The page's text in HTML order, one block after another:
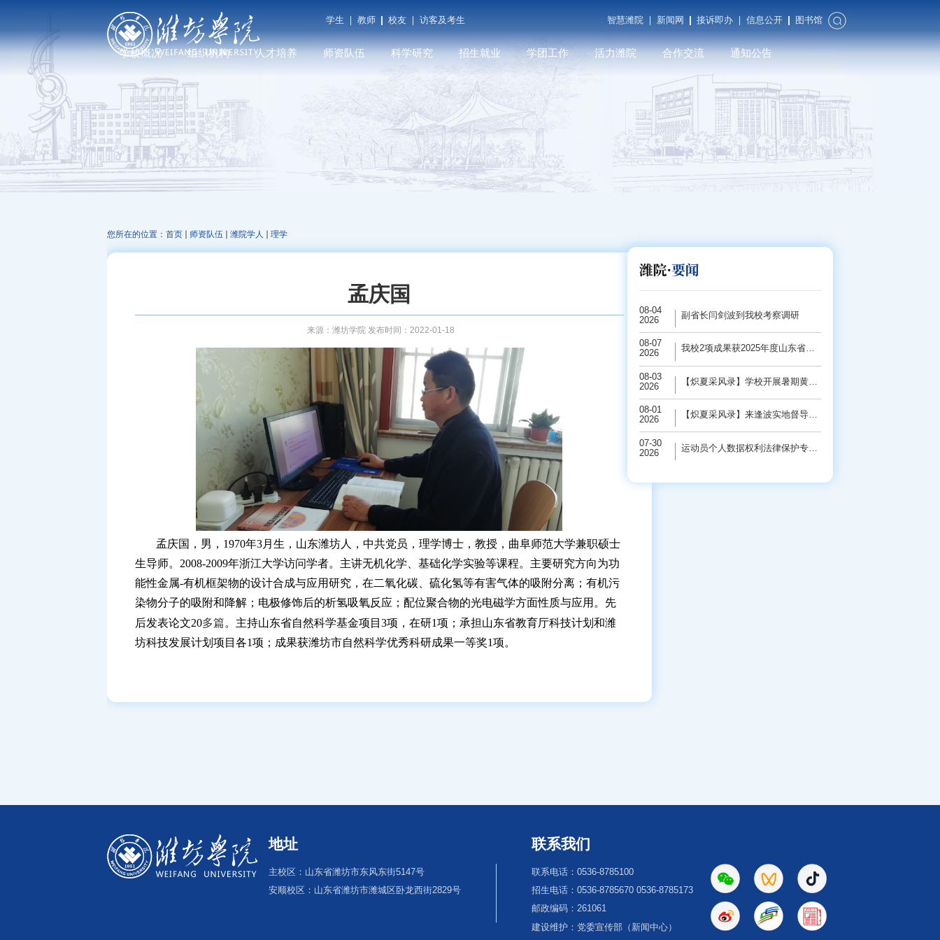
学生 教师 校友 访客及考生 智慧潍院 新闻网 接诉即办 信息公开 图书馆
学校概况
学校简介
现任领导
历任领导
发展足迹
组织机构
党政管理机构
教学机构
科研机构
教辅机构
人才培养
继续教育、职业教育
师资队伍
人才招聘
科学研究
学术期刊
科研成果
科技服务
招生就业
本科招生
就业信息
研究生招生
学团工作
共青团（创新创业学
院...
活力潍院 合作交流
合作发展
对外交流
潍院校友
通知公告
您所在的位置： 首页 师资队伍 潍院学人 理学
孟庆国
来源：潍坊学院 发布时间：2022-01-18
孟庆国，男 ， 1970年3月生， 山东潍坊人， 中共党员，理学博士，教授 ，曲阜师范大学兼职硕士
生导师。 2008-2009年浙江大学访问学者。主讲无机化学、基础化学实验等课程。主要研究方向为功
能性金属-有机框架物的设计合成与应用研究，在二氧化碳、硫化氢等有害气体的吸附分离；有机污
染物分子的吸附和降解；电极修饰后的析氢吸氧反应；配位聚合物的光电磁学方面性质与应用。 先
后发表论文20多篇
主持山东省自然科学基金项目3项，在研1项；承担山东省教育厅科技计划和潍
坊科技发展计划项目各1项；成果获潍坊市自然科学优秀科研成果一等奖1项。
08-04
2026
副省长闫剑波到我校考察调研
08-07
2026
我校2项成果获2025年度山东省科学技术奖
08-03
2026
【炽夏采风录】学校开展暑期黄河保护“三下...
08-01
2026
【炽夏采风录】来逢波实地督导检查校园基础...
07-30
2026
运动员个人数据权利法律保护专题研讨会在学...
地址
主校区：山东省潍坊市东风东街5147号
安顺校区：山东省潍坊市潍城区卧龙西街2829号
联系我们
联系电话：0536-8785100
招生电话：0536-8785670 0536-8785173
邮政编码：261061
建设维护：党委宣传部（新闻中心）